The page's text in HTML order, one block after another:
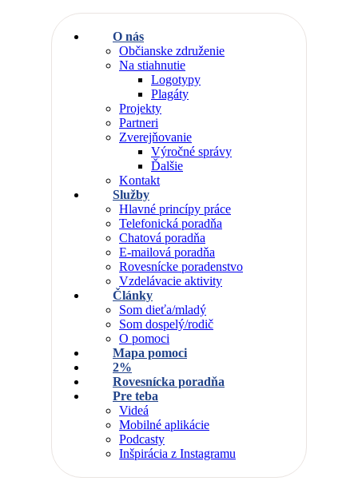
O nás
Občianske združenie
Na stiahnutie
Logotypy
Plagáty
Projekty
Partneri
Zverejňovanie
Výročné správy
Ďalšie
Kontakt
Služby
Hlavné princípy práce
Telefonická poradňa
Chatová poradňa
E-mailová poradňa
Rovesnícke poradenstvo
Vzdelávacie aktivity
Články
Som dieťa/mladý
Som dospelý/rodič
O pomoci
Mapa pomoci
2%
Rovesnícka poradňa
Pre teba
Videá
Mobilné aplikácie
Podcasty
Inšpirácia z Instagramu